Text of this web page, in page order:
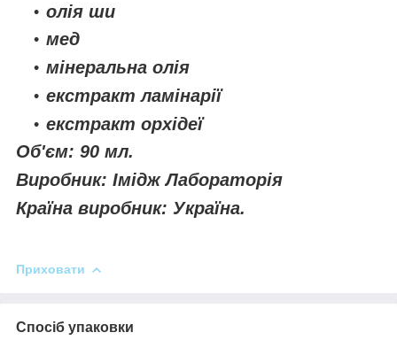
олія ши
мед
мінеральна олія
екстракт ламінарії
екстракт орхідеї
Об'єм: 90 мл.
Виробник: Імідж Лабораторія
Країна виробник: Україна.
Приховати
Спосіб упаковки